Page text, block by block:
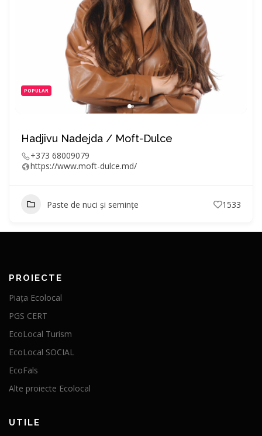
POPULAR
Hadjivu Nadejda / Moft-Dulce
+373 68009079
https://www.moft-dulce.md/
Paste de nuci și semințe 1533
PROIECTE
Piața Ecolocal
PGS CERT
EcoLocal Turism
EcoLocal SOCIAL
EcoFals
Alte proiecte Ecolocal
UTILE